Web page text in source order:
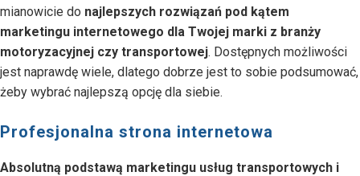
mianowicie do najlepszych rozwiązań pod kątem
marketingu internetowego dla Twojej marki z branży
motoryzacyjnej czy transportowej. Dostępnych możliwości
jest naprawdę wiele, dlatego dobrze jest to sobie podsumować,
żeby wybrać najlepszą opcję dla siebie.
Profesjonalna strona internetowa
Absolutną podstawą marketingu usług transportowych i